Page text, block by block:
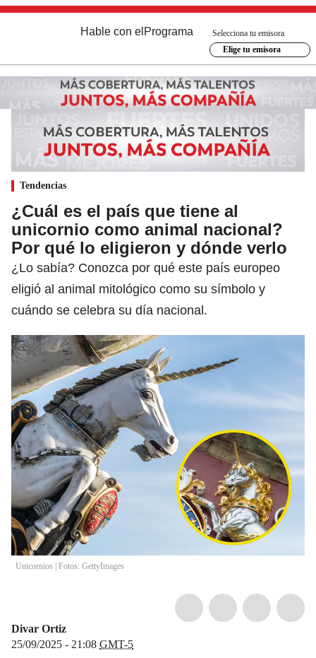
Hable con el Programa
Selecciona tu emisora
Elige tu emisora
Tendencias
¿Cuál es el país que tiene al
unicornio como animal nacional?
Por qué lo eligieron y dónde verlo
¿Lo sabía? Conozca por qué este país europeo
eligió al animal mitológico como su símbolo y
cuándo se celebra su día nacional.
Unicornios | Fotos: GettyImages
Divar Ortiz
25/09/2025 - 21:08 GMT-5